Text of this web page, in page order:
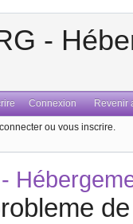
-
Connexion Revenir
ou vous inscrire.